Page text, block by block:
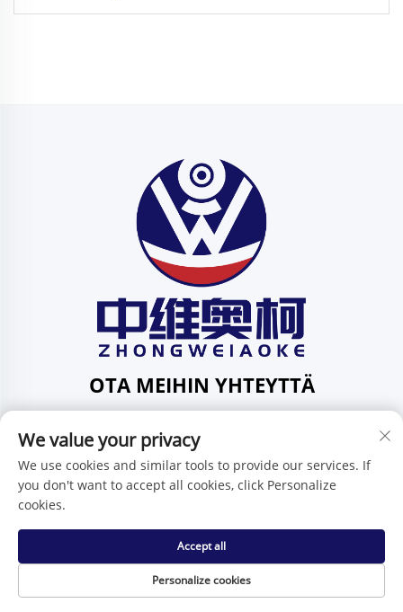
kuvamuotoon
OTA MEIHIN YHTEYTTÄ
Shenzhen, Guangdong, Kiina
Puh:+86-15986647296
Sähköposti:[email protected]
Tekijänoikeus © Shenzhen Zhongweiaoke Technology Co.,
Ltd. -Tietosuojakäytäntö
We value your privacy
We use cookies and similar tools to provide our services. If
you don't want to accept all cookies, click Personalize
cookies.
Personalize cookies
Accept all